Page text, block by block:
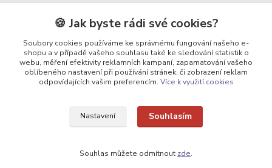
🛡️ Infolinka
📞 728 007 997
⏰ Po - Pá | 7:00 - 13:30 |
info@repulse.cz
Upravit sběr cookies.
REPULSE s.r.o. | www.repulse.cz | 2015-2026 © Hradec Králové
🍪 Jak byste rádi své cookies?
Soubory cookies používáme ke správnému fungování našeho e-
shopu a v případě vašeho souhlasu také ke sledování statistik o
webu, měření efektivity reklamních kampaní, zapamatování vašeho
oblíbeného nastavení při používání stránek, či zobrazení reklam
odpovídajících vašim preferencím. Více k využití cookies
Nastavení Souhlasím
Souhlas můžete odmítnout zde.